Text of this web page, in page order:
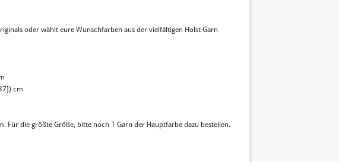
oder wählt eure Wunschfarben aus der vielfältigen Holst Garn
cm
Für die größte Größe, bitte noch 1 Garn der Hauptfarbe dazu bestellen.